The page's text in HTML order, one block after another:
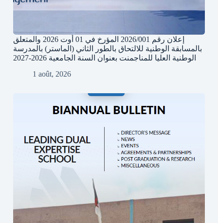
إعلان رقم 2026/001 المؤرخ في 01 أوت 2026 والمتعلق
بالمسابقة الوطنية للالتحاق بالطور الثاني (الماستر) بالمدرسة
الوطنية العليا للمناجمنت بعنوان السنة الجامعية 2026-2027
1 août, 2026